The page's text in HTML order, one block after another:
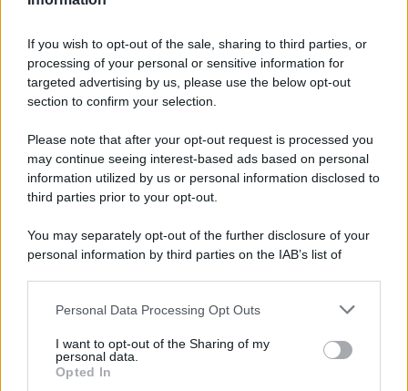
If you wish to opt-out of the sale, sharing to third parties, or
processing of your personal or sensitive information for
targeted advertising by us, please use the below opt-out
section to confirm your selection.
Please note that after your opt-out request is processed you
may continue seeing interest-based ads based on personal
information utilized by us or personal information disclosed to
third parties prior to your opt-out.
You may separately opt-out of the further disclosure of your
personal information by third parties on the IAB’s list of
This information may also be disclosed by us to third parties
disclose it to other third parties.
Personal Data Processing Opt Outs
I want to opt-out of the Sharing of my
personal data.
Opted In
© 2026 - Pianeta Design - P.IVA 04827280654 - Testata
Registrata Al Tribunale Di Nocera Inferiore N. 8/2020 - RG N.
ISCRIZIONE AL ROC N. 35792 – ISCRITTA ALL’ANSO
(ASSOCIAZIONE NAZIONALE STAMPA ONLINE)
PREFERENZE PRIVACY